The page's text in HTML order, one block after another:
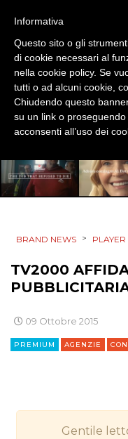
DESIGN
EVENTI
MOBILE
PUNTI VENDITA
DIGITALE
BRAND NEWS > PLAYER
TV2000
09 Ottobre 2015
PREMIUM AGENZIE
Gentile
Informativa
Questo sito o gli
di cookie necessari al
nella cookie policy. Se
tutti o ad alcuni cookie,
Chiudendo questo
su un link o
acconsenti all’uso dei